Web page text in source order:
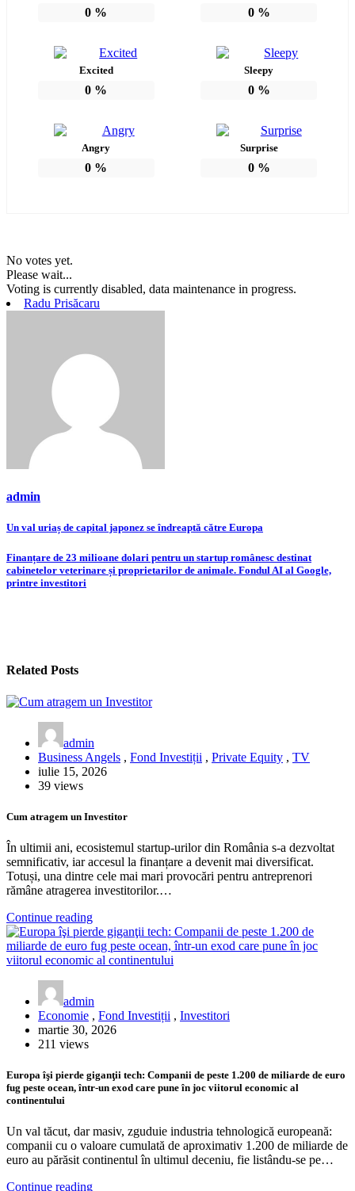
0 % 0%
Excited
0 %
Sleepy
0%
Angry
0 %
Surprise
0%
No votes yet.
Please wait...
Voting is currently disabled, data maintenance in progress.
Radu Prisăcaru
admin
Navigare
în
articole
Un val uriaș de capital japonez se îndreaptă către Europa
Finanțare de 23 milioane dolari pentru un startup românesc destinat
cabinetelor veterinare și proprietarilor de animale. Fondul AI al Google,
printre investitori
Related Posts
admin
Business Angels , Fond Investiții , Private Equity , TV
iulie 15, 2026
39 views
Cum atragem un Investitor
În ultimii ani, ecosistemul startup-urilor din România s-a dezvoltat
semnificativ, iar accesul la finanțare a devenit mai diversificat.
Totuși, una dintre cele mai mari provocări pentru antreprenori
rămâne atragerea investitorilor.…
Continue reading
admin
Economie , Fond Investiții , Investitori
martie 30, 2026
211 views
Europa îşi pierde giganţii tech: Companii de peste 1.200 de miliarde de euro
fug peste ocean, într-un exod care pune în joc viitorul economic al
continentului
Un val tăcut, dar masiv, zguduie industria tehnologică europeană:
companii cu o valoare cumulată de aproximativ 1.200 de miliarde de
euro au părăsit continentul în ultimul deceniu, fie listându-se pe…
Continue reading